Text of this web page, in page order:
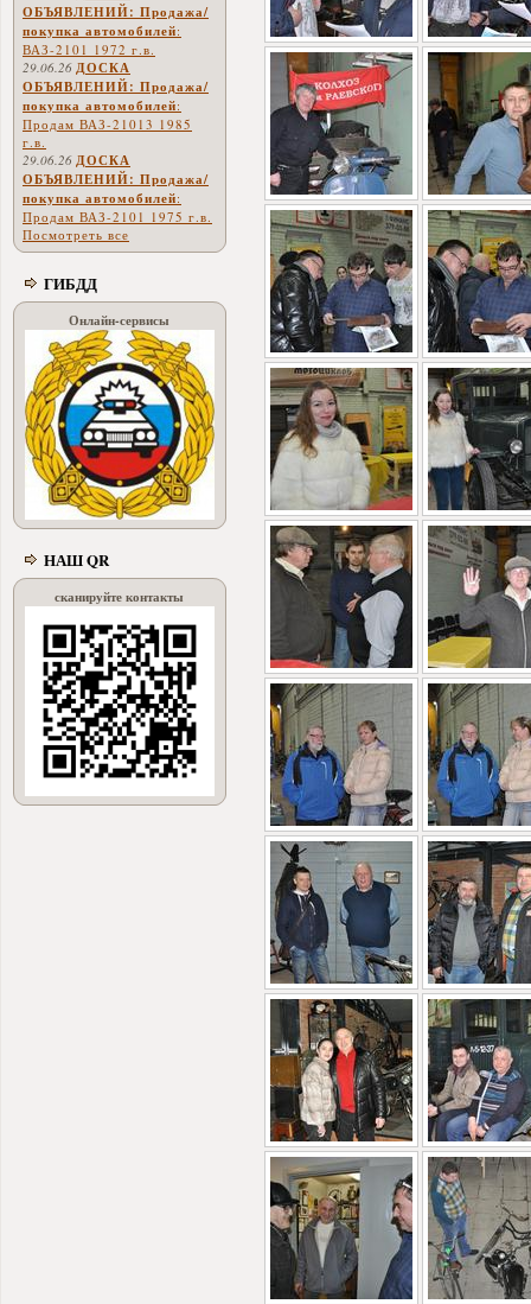
ОБЪЯВЛЕНИЙ: Продажа/
покупка автомобилей:
ВАЗ-2101 1972 г.в.
29.06.26 ДОСКА
ОБЪЯВЛЕНИЙ: Продажа/
покупка автомобилей:
Продам ВАЗ-21013 1985
г.в.
29.06.26 ДОСКА
ОБЪЯВЛЕНИЙ: Продажа/
покупка автомобилей:
Продам ВАЗ-2101 1975 г.в.
Посмотреть все
ГИБДД
Онлайн-сервисы
НАШ QR
сканируйте контакты